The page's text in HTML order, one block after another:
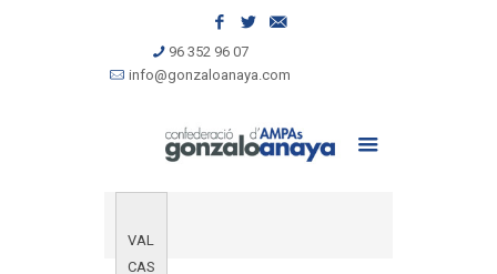
96 352 96 07
info@gonzaloanaya.com
VAL
CAS